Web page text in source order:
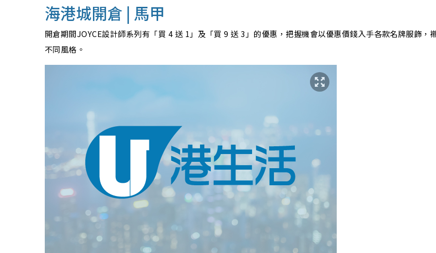
海港城開倉 | 馬甲
開倉期間JOYCE設計師系列有「買 4 送 1」及「買 9 送 3」的優惠，把握機會以優惠價錢入手各款名牌服飾，
不同風格。